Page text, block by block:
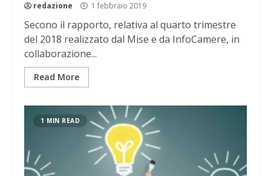
redazione 1 febbraio 2019
Secono il rapporto, relativa al quarto trimestre
del 2018 realizzato dal Mise e da InfoCamere, in
collaborazione...
Read More
1 MIN READ